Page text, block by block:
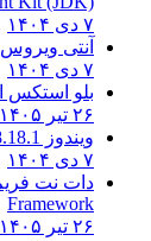
۷ دی ۱۴۰۴
آنتی ویروس
۷ دی ۱۴۰۴
بلو استکس
۲۶ تیر ۱۴۰۵
ویندوز 8.1
8.1 - Microsoft Windows 8.1
۷ دی ۱۴۰۴
دات نت
Framework
۲۶ تیر ۱۴۰۵